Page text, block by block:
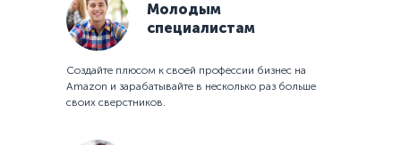
Молодым
специалистам
Cоздайте плюсом к своей профессии бизнес на
Amazon и зарабатывайте в несколько раз больше
своих сверстников.